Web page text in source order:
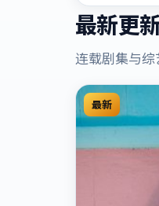
阅读简介与
最新更
连载剧集与
最新